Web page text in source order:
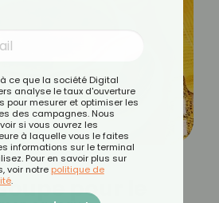
pour le
ce que la société Digital
analyse le taux d'ouverture
pour mesurer et optimiser les
des campagnes. Nous
si vous ouvrez les
à laquelle vous le faites
informations sur le terminal
Pour en savoir plus sur
voir notre politique de
.